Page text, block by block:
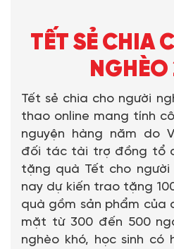
TẾT SẺ CHIA
Tết sẻ chia cho người
thao online mang tính
nguyện hàng năm do
đối tác tài trợ đồng tổ
tặng quà Tết cho người
nay dự kiến trao tặng
quà gồm sản phẩm của
mặt từ 300 đến 500
nghèo khó, học sinh